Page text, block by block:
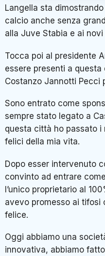
Langella sta
calcio anche senza
alla Juve Stabia e ai
Tocca poi al presidente
essere presenti a questa
Costanzo Jannotti Pecci
Sono entrato come
sempre stato legato a
questa città ho passato i
felici della mia vita.
Dopo esser intervenuto
convinto ad entrare
l’unico proprietario al
avevo promesso ai tifosi
felice.
Oggi abbiamo una
innovativa, abbiamo